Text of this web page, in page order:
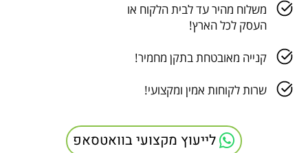
משלוח מהיר עד לבית הלקוח או
העסק לכל הארץ!
קנייה מאובטחת בתקן מחמיר!
שרות לקוחות אמין ומקצועי!
לייעוץ מקצועי בוואטסאפ